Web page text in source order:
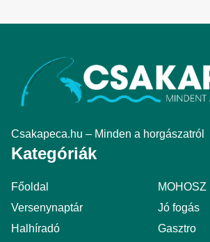
Csakapeca.hu – Minden a horgászatról
Kategóriák
Főoldal
MOHOSZ
Versenynaptár
Jó fogás
Halhíradó
Gasztro